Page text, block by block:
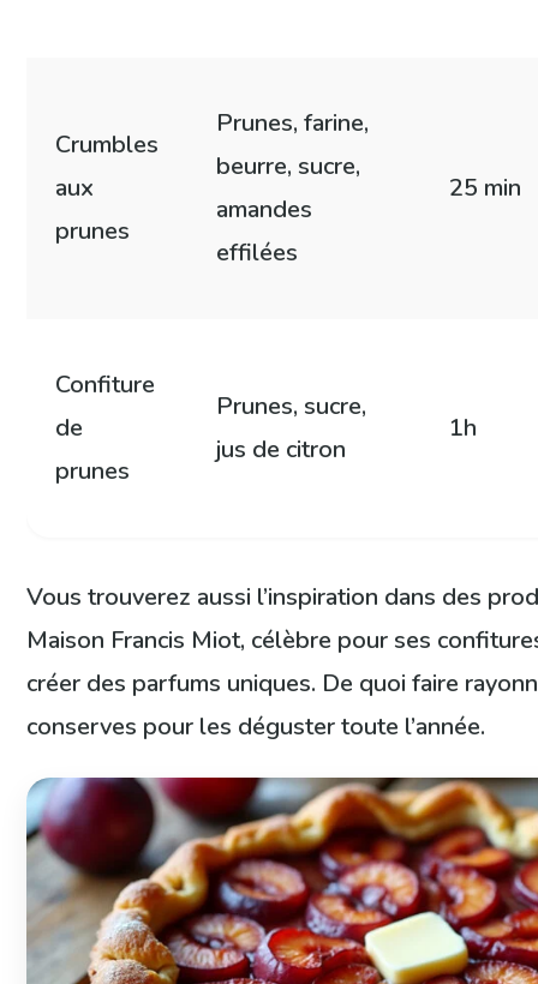
Crumbles
aux
prunes
Prunes, farine,
beurre, sucre,
amandes
effilées
25 min
Confiture
de
prunes
Prunes, sucre,
jus de citron
1h
Vous trouverez aussi l’inspiration dans des
Maison Francis Miot, célèbre pour ses
créer des parfums uniques. De quoi faire
conserves pour les déguster toute l’année.